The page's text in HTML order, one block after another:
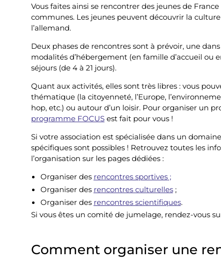
Vous faites ainsi se rencontrer des jeunes de
communes. Les jeunes peuvent découvrir la
l’allemand.
Deux phases de rencontres sont à prévoir, une
modalités d’hébergement (en famille d’accueil ou
séjours (de 4 à 21 jours).
Quant aux activités, elles sont très libres : vous
thématique (la citoyenneté, l’Europe,
hop, etc.) ou autour d’un loisir. Pour organiser un
programme FOCUSest fait pour vous !
Si votre association est spécialisée dans un
spécifiques sont possibles ! Retrouvez toutes les
l’organisation sur les pages dédiées :
Organiser des rencontres sportives;
Organiser des rencontres culturelles;
Organiser des rencontres scientifiques.
Si vous êtes un comité de jumelage, rendez-vous
Comment organiser une